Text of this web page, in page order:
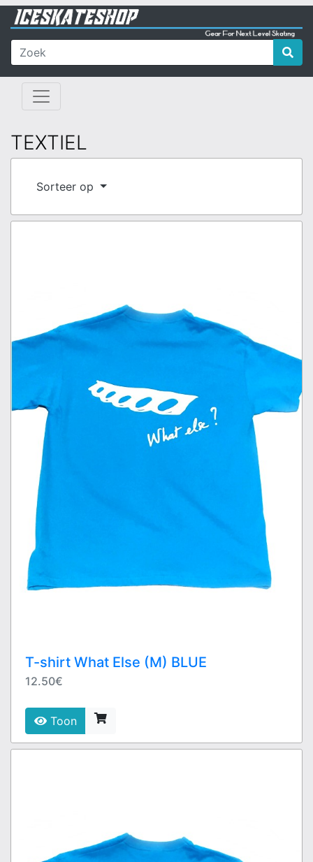
TEXTIEL
Sorteer op
T-shirt What Else (M) BLUE
12.50€
Toon